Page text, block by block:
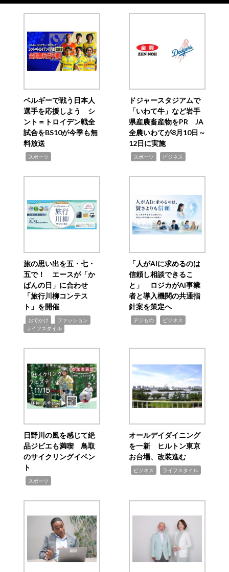
ベルギーで戦う日本人
選手を応援しよう シ
ント＝トロイデン戦全
試合をBS10が今季も無
料放送
スポーツ
ドジャースタジアムで
「いわて牛」など岩手
県産農畜産物をPR JA
全農いわてが8月10日～
12日に実施
スポーツ ビジネス
旅の思い出を五・七・
五で！ エースが「か
ばんの日」に合わせ
「旅行川柳コンテス
ト」を開催
おでかけ ファッション
ライフスタイル
「人がAIに求めるのは
信頼し相談できるこ
と」 ロジカがAI事業
者と導入機関の共通指
針案を策定へ
デジもの ビジネス
日野川の風を感じて絶
品ジビエも満喫 鳥取
のサイクリングイベン
ト
スポーツ
オールデイダイニング
を一新 ヒルトン東京
お台場、改装進む
ビジネス ライフスタイル